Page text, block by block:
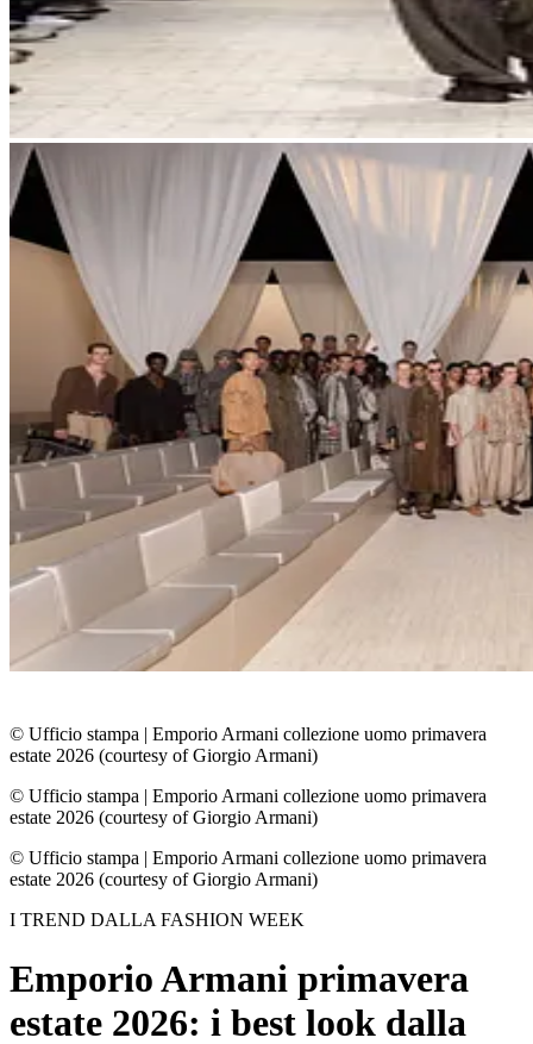
© Ufficio stampa | Emporio Armani collezione uomo primavera
estate 2026 (courtesy of Giorgio Armani)
© Ufficio stampa | Emporio Armani collezione uomo primavera
estate 2026 (courtesy of Giorgio Armani)
© Ufficio stampa | Emporio Armani collezione uomo primavera
estate 2026 (courtesy of Giorgio Armani)
I TREND DALLA FASHION WEEK
Emporio Armani primavera
estate 2026: i best look dalla